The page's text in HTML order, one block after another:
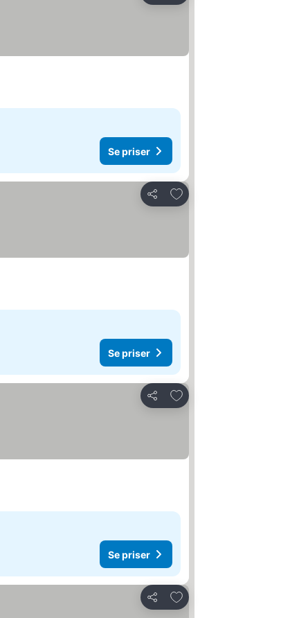
Se priser
Dela
Lägg till i Mina Favoriter
Se priser
Dela
Lägg till i Mina Favoriter
Se priser
Dela
Lägg till i Mina Favoriter